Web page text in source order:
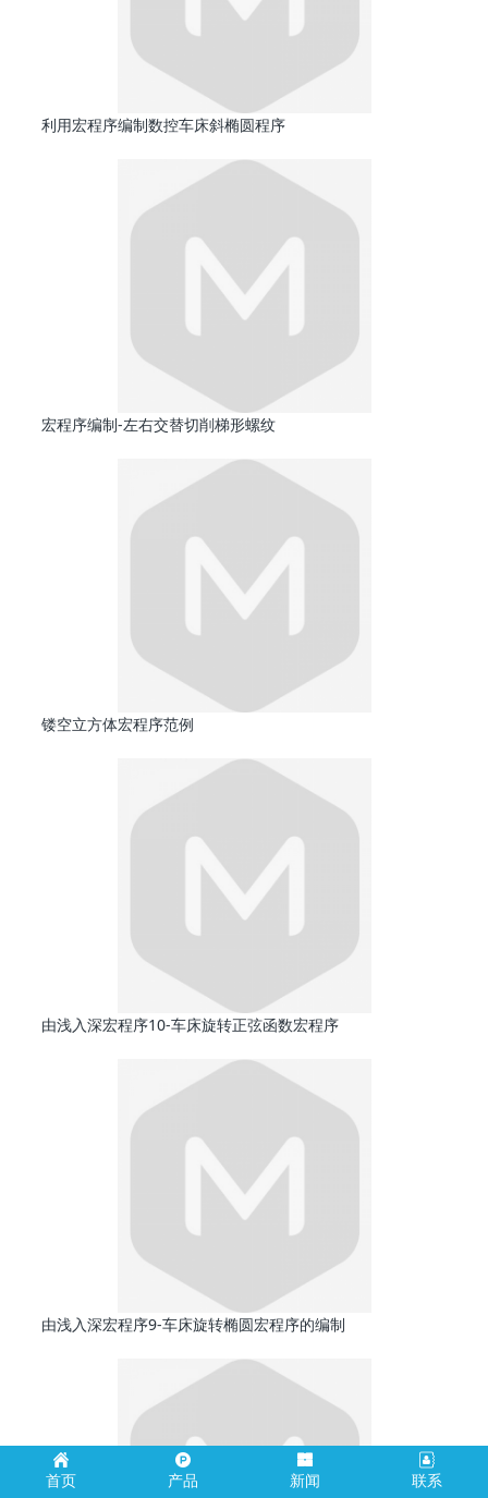
利用宏程序编制数控车床斜椭圆程序
宏程序编制-左右交替切削梯形螺纹
镂空立方体宏程序范例
由浅入深宏程序10-车床旋转正弦函数宏程序
由浅入深宏程序9-车床旋转椭圆宏程序的编制
首页 产品 新闻 联系